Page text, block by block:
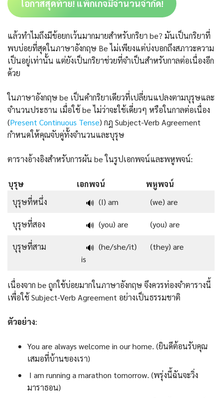
โอกาสสุดท้าย! แพ็กเกจมีจำนวนจำกัด!
แล้วทำไมถึงมีข้อยกเว้นมากมายสำหรับกริยา be? มันเป็นกริยาที่
พบบ่อยที่สุดในภาษาอังกฤษ Be ไม่เพียงแต่บ่งบอกถึงสภาวะความ
เป็นอยู่เท่านั้น แต่ยังเป็นกริยาช่วยที่จำเป็นสำหรับกาลต่อเนื่องอีก
ด้วย
ในภาษาอังกฤษ be เป็นคำกริยาเดียวที่เปลี่ยนแปลงตามบุรุษและ
จำนวนประธาน เมื่อใช้ be ไม่ว่าจะใช้เดี่ยวๆ หรือในกาลต่อเนื่อง
(Present Continuous Tense) กฎ Subject-Verb Agreement
กำหนดให้คุณจับคู่ทั้งจำนวนและบุรุษ
ตารางอ้างอิงสำหรับการผัน be ในรูปเอกพจน์และพหูพจน์:
บุรุษ เอกพจน์
พหูพจน์
บุรุษที่หนึ่ง
🔊 (I) am (we) are
บุรุษที่สอง 🔊 (you) are (you) are
บุรุษที่สาม 🔊 (he/she/it)
is
(they) are
เนื่องจาก be ถูกใช้บ่อยมากในภาษาอังกฤษ จึงควรท่องจำตารางนี้
เพื่อใช้ Subject-Verb Agreement อย่างเป็นธรรมชาติ
ตัวอย่าง:
You are always welcome in our home. (ยินดีต้อนรับคุณ
เสมอที่บ้านของเรา)
I am running a marathon tomorrow. (พรุ่งนี้ฉันจะวิ่ง
มาราธอน)